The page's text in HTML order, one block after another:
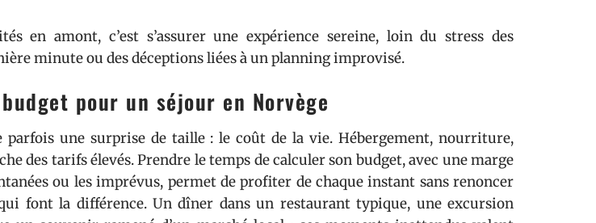
en amont, c’est s’assurer une expérience sereine, loin du stress des
minute ou des déceptions liées à un planning improvisé.
pour un séjour en Norvège
parfois une surprise de taille : le coût de la vie. Hébergement, nourriture,
des tarifs élevés. Prendre le temps de calculer son budget, avec une marge
ou les imprévus, permet de profiter de chaque instant sans renoncer
font la différence. Un dîner dans un restaurant typique, une excursion